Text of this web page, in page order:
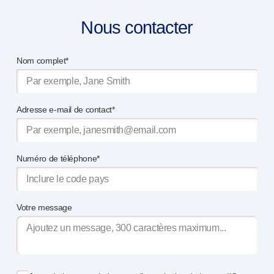
Nous contacter
Nom complet*
Adresse e-mail de contact*
Numéro de téléphone*
Votre message